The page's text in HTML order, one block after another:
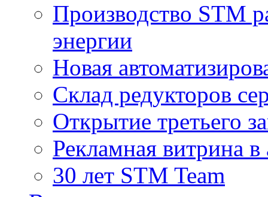
Производство STM
энергии
Новая
Склад редукторов
Открытие третьего
Рекламная витрина в
30 лет STM Team